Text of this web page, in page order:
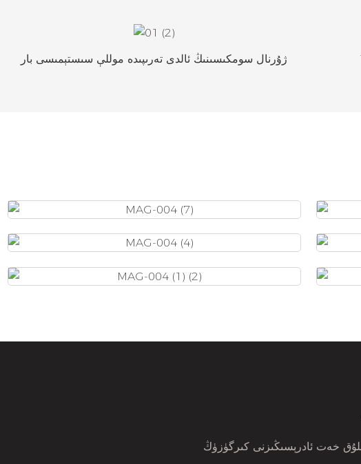
ژۇرنال سومكىسىنىڭ ئالدى تەرىپىدە موللې سىستېمىسى بار